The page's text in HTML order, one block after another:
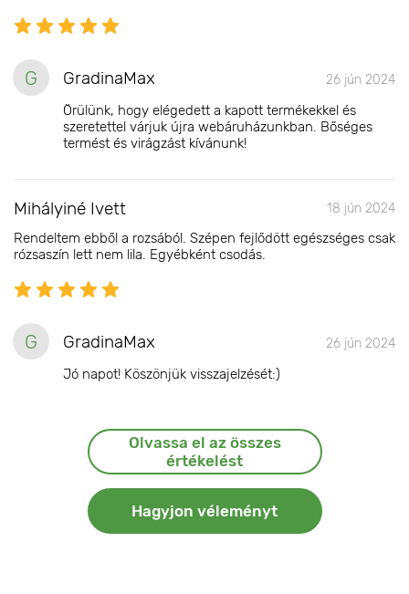
G GradinaMax 26 jún 2024
Örülünk, hogy elégedett a kapott termékekkel és
szeretettel várjuk újra webáruházunkban. Bőséges
termést és virágzást kívánunk!
Mihályiné Ivett 18 jún 2024
Rendeltem ebből a rozsából. Szépen fejlődött egészséges csak
rózsaszín lett nem lila. Egyébként csodás.
G GradinaMax 26 jún 2024
Jó napot! Köszönjük visszajelzését:)
Olvassa el az összes
értékelést
Hagyjon véleményt